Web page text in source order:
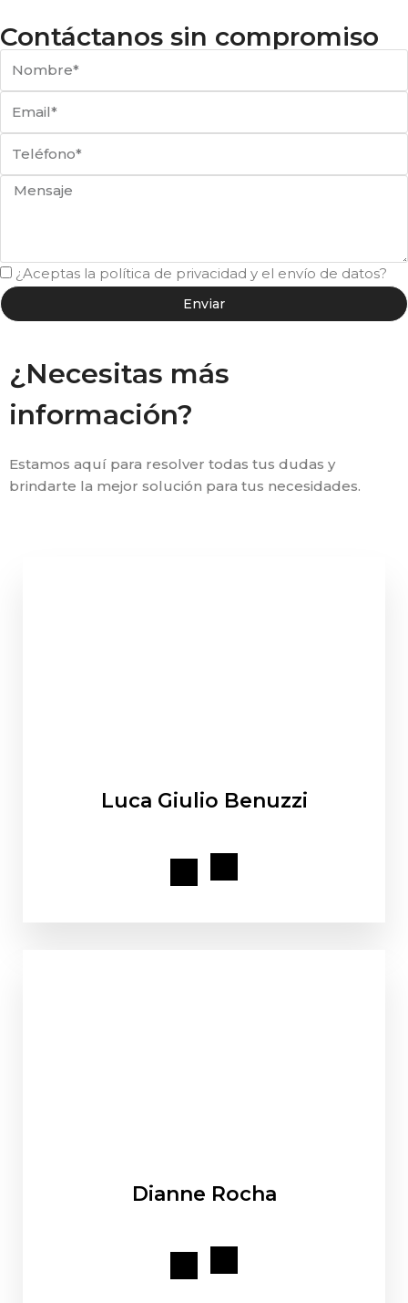
Contáctanos sin compromiso
¿Aceptas la política de privacidad y el envío de datos?
Enviar
¿Necesitas más
información?
Estamos aquí para resolver todas tus dudas y
brindarte la mejor solución para tus necesidades.
Luca Giulio Benuzzi
Dianne Rocha